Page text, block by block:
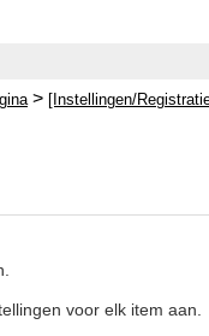
> [Instellingen/
voor elk item aan.